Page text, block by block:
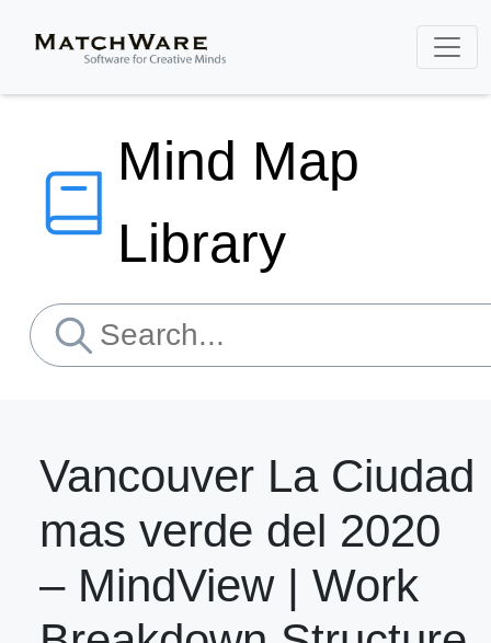
Mind Map
Library
Vancouver La Ciudad
mas verde del 2020
– MindView | Work